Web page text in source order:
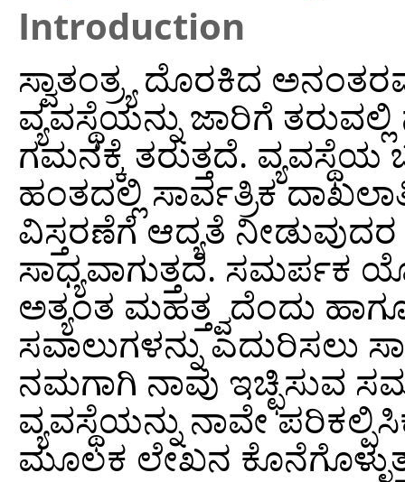
Introduction
ಸ್ವಾತಂತ್ರ್ಯ ದೊರಕಿದ
ವ್ಯವಸ್ಥೆಯನ್ನು ಜಾರಿಗೆ
ಗಮನಕ್ಕೆ ತರುತ್ತದೆ.
ಹಂತದಲ್ಲಿ ಸಾರ್ವತ್ರಿಕ
ವಿಸ್ತರಣೆಗೆ ಆದ್ಯತೆ
ಸಾಧ್ಯವಾಗುತ್ತದೆ. ಸಮರ್ಪಕ
ಅತ್ಯಂತ ಮಹತ್ತ್ವದೆಂದು
ಸವಾಲುಗಳನ್ನು ಎದುರಿಸಲು
ನಮಗಾಗಿ ನಾವು ಇಚ್ಛಿಸುವ
ವ್ಯವಸ್ಥೆಯನ್ನು ನಾವೇ
ಮೂಲಕ ಲೇಖನ